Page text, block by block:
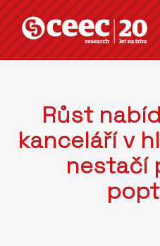
Růst
kanceláří v
nestačí